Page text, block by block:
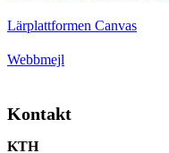
Lärplattformen Canvas
Webbmejl
Kontakt
KTH